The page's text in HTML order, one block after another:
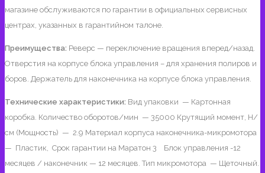
магазине обслуживаются по гарантии в официальных сервисных
центрах, указанных в гарантийном талоне.
Преимущества: Реверс — переключение вращения вперед/назад.
Отверстия на корпусе блока управления – для хранения полиров и
боров. Держатель для наконечника на корпусе блока управления.
Технические характеристики: Вид упаковки — Картонная
коробка. Количество оборотов/мин — 35000 Крутящий момент, Н/
см (Мощность) — 2.9 Материал корпуса наконечника-микромотора
— Пластик, Срок гарантии на Маратон 3 Блок управления -12
месяцев / наконечник — 12 месяцев. Тип микромотора — Щеточный.